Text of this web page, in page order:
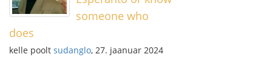
someone who
does
kelle poolt sudanglo, 27. jaanuar 2024